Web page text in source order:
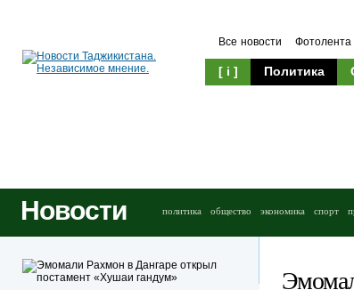
Все новости Фотолента
[ i ] Политика
Новости политика общество экономика спорт